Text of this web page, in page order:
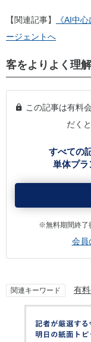
【関連記事】
《AI中
ージェントへ
客をよりよく理解
この記事は有料
だく
すべての
単体プラ
※無料期間終了
会員
関連キーワード 有